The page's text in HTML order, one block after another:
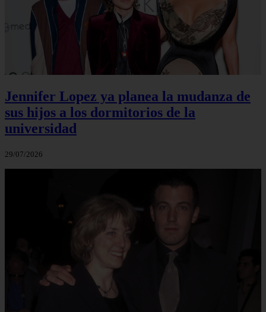
Jennifer Lopez ya planea la mudanza de
sus hijos a los dormitorios de la
universidad
29/07/2026